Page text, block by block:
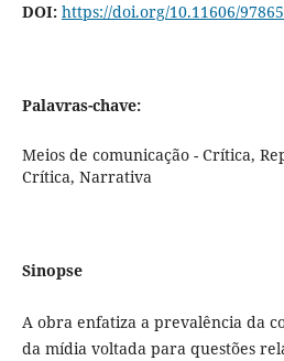
DOI: https://doi.org/10.11606/
Palavras-chave:
Meios de comunicação - Crítica,
Crítica, Narrativa
Sinopse
A obra enfatiza a prevalência da
da mídia voltada para questões